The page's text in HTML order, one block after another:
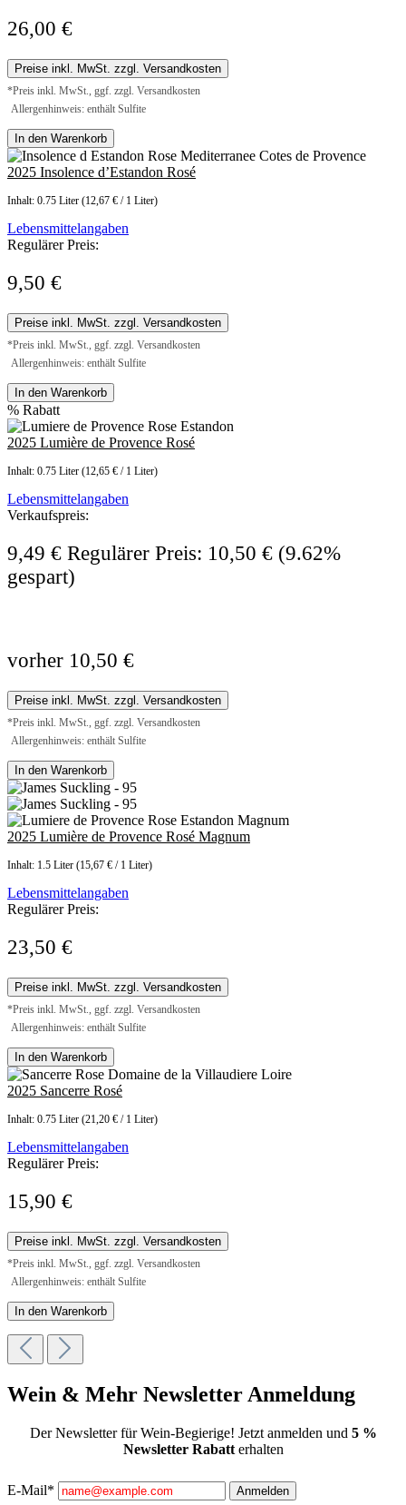
26,00 €
Preise inkl. MwSt. zzgl. Versandkosten
*Preis inkl. MwSt., ggf. zzgl. Versandkosten
Allergenhinweis: enthält Sulfite
In den Warenkorb
2025 Insolence d’Estandon Rosé
Inhalt: 0.75 Liter (12,67 € / 1 Liter)
Lebensmittelangaben
Regulärer Preis:
9,50 €
Preise inkl. MwSt. zzgl. Versandkosten
*Preis inkl. MwSt., ggf. zzgl. Versandkosten
Allergenhinweis: enthält Sulfite
In den Warenkorb
% Rabatt
2025 Lumière de Provence Rosé
Inhalt: 0.75 Liter (12,65 € / 1 Liter)
Lebensmittelangaben
Verkaufspreis:
9,49 € Regulärer Preis: 10,50 € (9.62%
gespart)
vorher 10,50 €
Preise inkl. MwSt. zzgl. Versandkosten
*Preis inkl. MwSt., ggf. zzgl. Versandkosten
Allergenhinweis: enthält Sulfite
In den Warenkorb
2025 Lumière de Provence Rosé Magnum
Inhalt: 1.5 Liter (15,67 € / 1 Liter)
Lebensmittelangaben
Regulärer Preis:
23,50 €
Preise inkl. MwSt. zzgl. Versandkosten
*Preis inkl. MwSt., ggf. zzgl. Versandkosten
Allergenhinweis: enthält Sulfite
In den Warenkorb
2025 Sancerre Rosé
Inhalt: 0.75 Liter (21,20 € / 1 Liter)
Lebensmittelangaben
Regulärer Preis:
15,90 €
Preise inkl. MwSt. zzgl. Versandkosten
*Preis inkl. MwSt., ggf. zzgl. Versandkosten
Allergenhinweis: enthält Sulfite
In den Warenkorb
Wein & Mehr Newsletter Anmeldung
Der Newsletter für Wein-Begierige! Jetzt anmelden und 5 %
Newsletter Rabatterhalten
E-Mail* Anmelden